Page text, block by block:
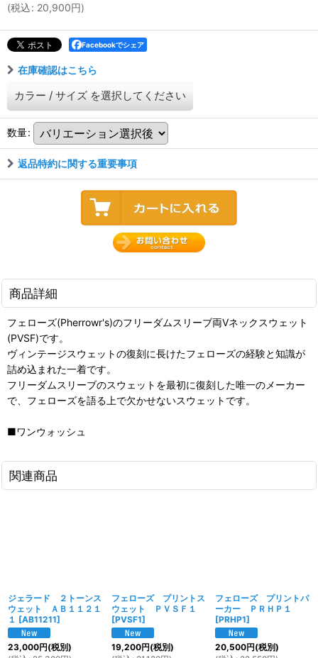
(税込: 20,900円)
Facebookでシェア
在庫確認はこちら
カラー / サイズ を選択してください
数量:
返品特約に関する重要事項
商品詳細
フェローズ(Pherrowr's)のフリーダムスリーブ両Vネックスウェット
(PVSF)です。
ヴィンテージスウェットの復刻に長けたフェローズの経験と知識が
詰め込まれた一着です。
フリーダムスリーブのスウェットを最初に復刻した唯一のメーカー
で、フェローズを語る上で欠かせないスウェットです。
■ワンウォッシュ
関連商品
ジェラード ２トーンス
ウェット ＡＢ１１２１
１ [AB11211]
23,000円(税別)
フェローズ プリントス
ウェット ＰＶＳＦ１
[PVSF1]
19,200円(税別)
フェローズ プリントパ
ーカー ＰＲＨＰ１
[PRHP1]
20,500円(税別)